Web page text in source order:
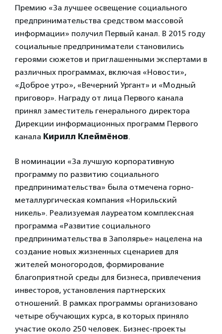
Премию «За лучшее освещение социального
предпринимательства средством массовой
информации» получил Первый канал. В 2015 году
социальные предприниматели становились
героями сюжетов и приглашенными экспертами в
различных программах, включая «Новости»,
«Доброе утро», «Вечерний Ургант» и «Модный
приговор». Награду от лица Первого канала
принял заместитель генерального директора
Дирекции информационных программ Первого
канала Кирилл Клеймёнов.
В номинации «За лучшую корпоративную
программу по развитию социального
предпринимательства» была отмечена горно-
металлургическая компания «Норильский
никель». Реализуемая лауреатом комплексная
программа «Развитие социального
предпринимательства в Заполярье» нацелена на
создание новых жизненных сценариев для
жителей моногородов, формирование
благоприятной среды для бизнеса, привлечения
инвесторов, установления партнерских
отношений. В рамках программы организовано
четыре обучающих курса, в которых приняло
участие около 250 человек. Бизнес-проекты